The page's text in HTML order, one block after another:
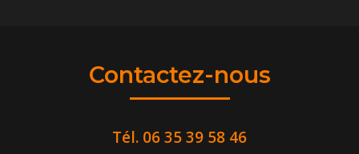
Contactez-nous
Tél. 06 35 39 58 46